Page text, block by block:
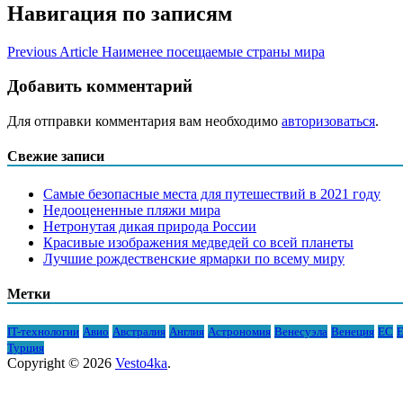
Навигация по записям
Previous Article Наименее посещаемые страны мира
Добавить комментарий
Для отправки комментария вам необходимо авторизоваться.
Свежие записи
Самые безопасные места для путешествий в 2021 году
Недооцененные пляжи мира
Нетронутая дикая природа России
Красивые изображения медведей со всей планеты
Лучшие рождественские ярмарки по всему миру
Метки
IT-технологии Авио Австралия Англия Астрономия Венесуэла Венеция ЕС
Турция
Copyright © 2026 Vesto4ka.